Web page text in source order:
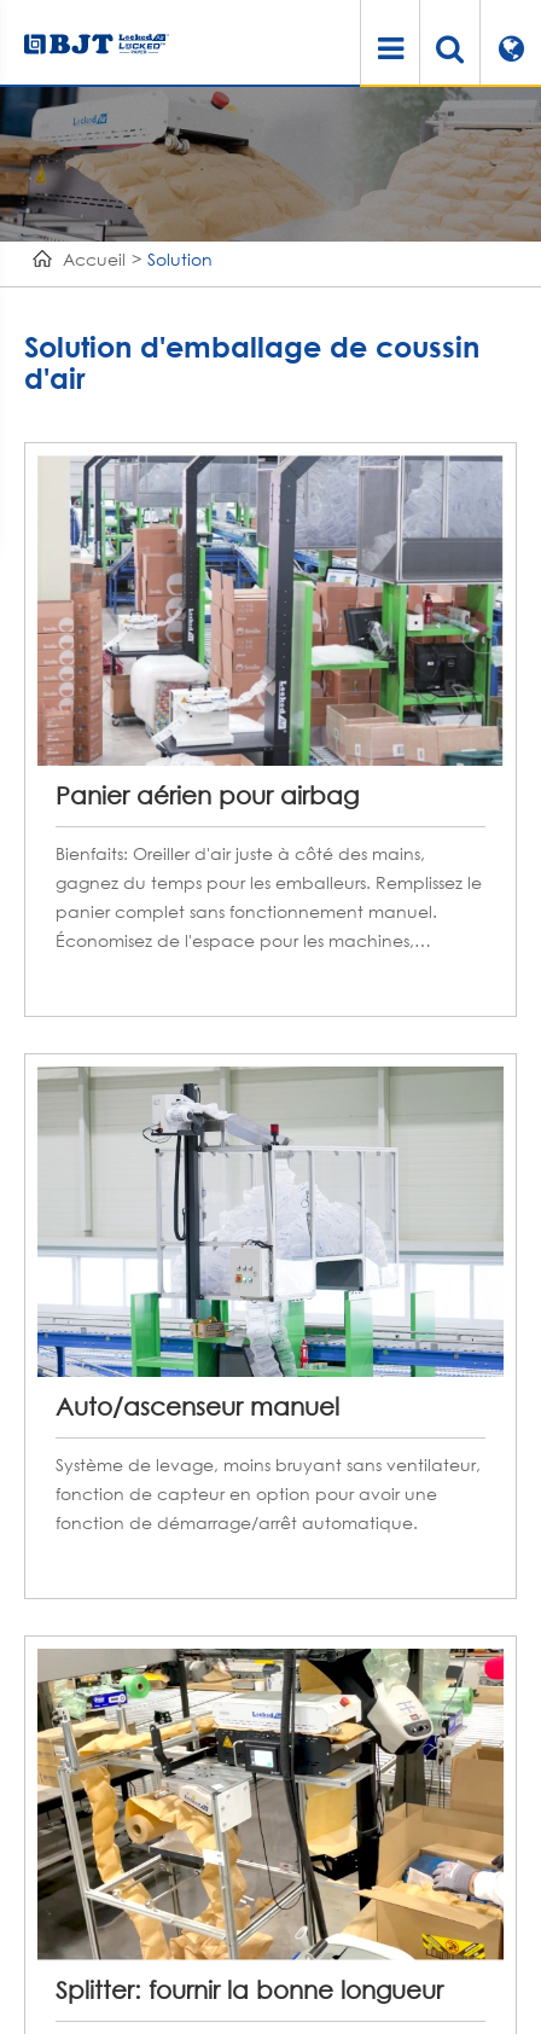
Accueil Solution
Solution d'emballage de coussin
d'air
Panier aérien pour airbag
Bienfaits: Oreiller d'air juste à côté des mains,
gagnez du temps pour les emballeurs. Remplissez le
panier complet sans fonctionnement manuel.
Économisez de l'espace pour les machines,
Auto/ascenseur manuel
Système de levage, moins bruyant sans ventilateur,
fonction de capteur en option pour avoir une
fonction de démarrage/arrêt automatique.
Splitter: fournir la bonne longueur